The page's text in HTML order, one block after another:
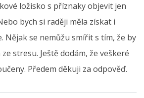
ložisko s příznaky objevit jen
bych si raději měla získat i
Nějak se nemůžu smířit s tím, že by
stresu. Ještě dodám, že veškeré
Předem děkuji za odpověď.